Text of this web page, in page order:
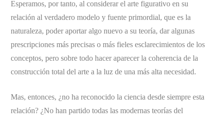
Esperamos, por tanto, al considerar el arte figurativo en su
relación al verdadero modelo y fuente primordial, que es la
naturaleza, poder aportar algo nuevo a su teoría, dar algunas
prescripciones más precisas o más fieles esclarecimientos de los
conceptos, pero sobre todo hacer aparecer la coherencia de la
construcción total del arte a la luz de una más alta necesidad.
Mas, entonces, ¿no ha reconocido la ciencia desde siempre esta
relación? ¿No han partido todas las modernas teorías del